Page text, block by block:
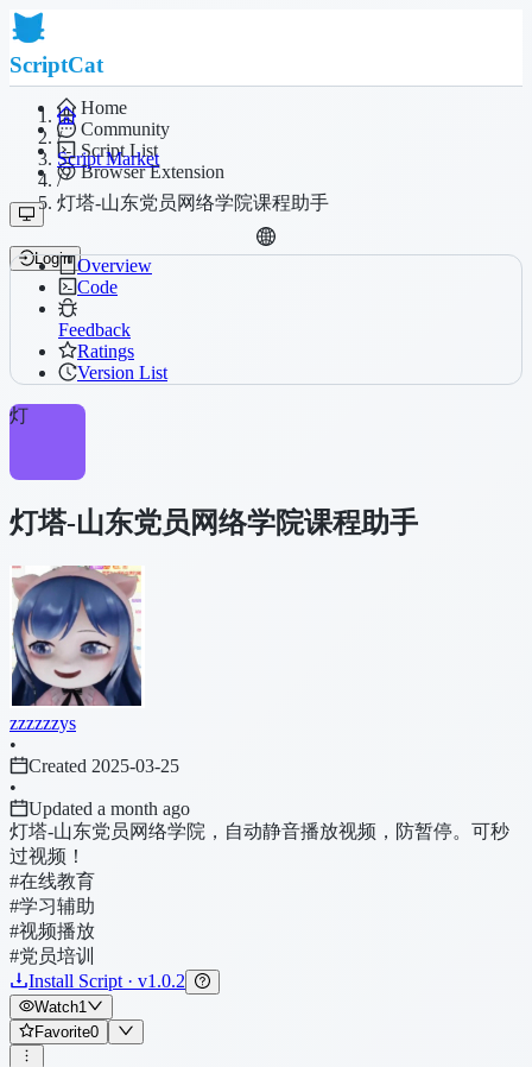
ScriptCat
Home
Community
Script List
Browser Extension
Login
/
Script Market
/
灯塔-山东党员网络学院课程助手
Overview
Code
Feedback
Ratings
Version List
灯
灯塔-山东党员网络学院课程助手
zzzzzzys
•
Created 2025-03-25
•
Updated a month ago
灯塔-山东党员网络学院，自动静音播放视频，防暂停。可秒
过视频！
#在线教育
#学习辅助
#视频播放
#党员培训
Install Script · v1.0.2
Watch1
Favorite0